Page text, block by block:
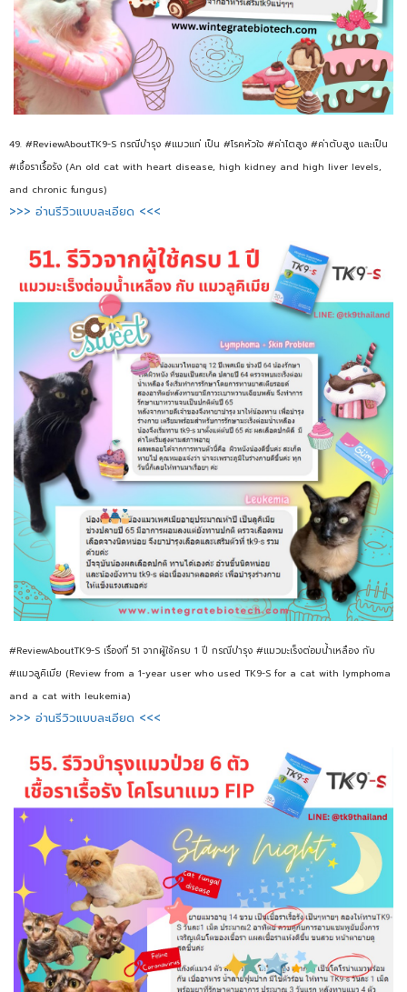
49. #ReviewAboutTK9-S กรณีบำรุง #แมวแก่ เป็น #โรคหัวใจ #ค่าไตสูง #ค่าตับสูง และเป็น
#เชื้อราเรื้อรัง (An old cat with heart disease, high kidney and high liver levels,
and chronic fungus)
>>> อ่านรีวิวแบบละเอียด <<<
#ReviewAboutTK9-S เรื่องที่ 51 จากผู้ใช้ครบ 1 ปี กรณีบำรุง #แมวมะเร็งต่อมน้ำเหลือง กับ
#แมวลูคิเมีย (Review from a 1-year user who used TK9-S for a cat with lymphoma
and a cat with leukemia)
>>> อ่านรีวิวแบบละเอียด <<<